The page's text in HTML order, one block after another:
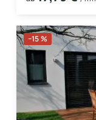
−15 %